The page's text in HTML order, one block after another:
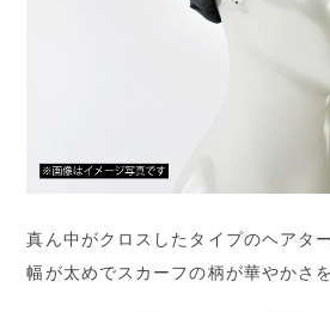
真ん中がクロスしたタイプのヘアター
幅が太めでスカーフの柄が華やかさ